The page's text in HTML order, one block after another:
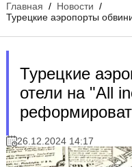
Главная / Новости /
Турецкие аэропорты
Турецкие
отели на "All
26.12.2024 14:17